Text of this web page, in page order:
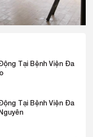
Tại Bệnh Viện Đa
Tại Bệnh Viện Đa